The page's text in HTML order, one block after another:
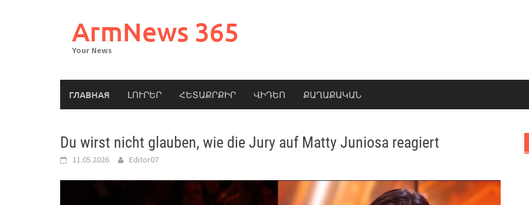
ArmNews 365
Your News
ГЛАВНАЯ ԼՈՒՐԵՐ ՀԵՏԱՔՐՔԻՐ ՎԻԴԵՈ ՔԱՂԱՔԱԿԱՆ
Du wirst nicht glauben, wie die Jury auf Matty Juniosa reagiert
11.05.2026 Editor07